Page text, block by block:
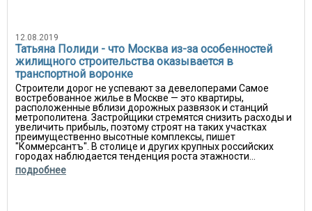
12.08.2019
Татьяна Полиди - что Москва из-за особенностей
жилищного строительства оказывается в
транспортной воронке
Строители дорог не успевают за девелоперами Самое
востребованное жилье в Москве — это квартиры,
расположенные вблизи дорожных развязок и станций
метрополитена. Застройщики стремятся снизить расходы и
увеличить прибыль, поэтому строят на таких участках
преимущественно высотные комплексы, пишет
"Коммерсантъ". В столице и других крупных российских
городах наблюдается тенденция роста этажности...
подробнее